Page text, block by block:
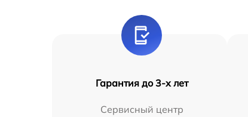
Гарантия до 3-х лет
Сервисный центр